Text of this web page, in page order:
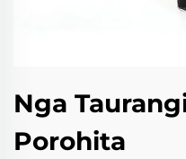
Nga
Porohita